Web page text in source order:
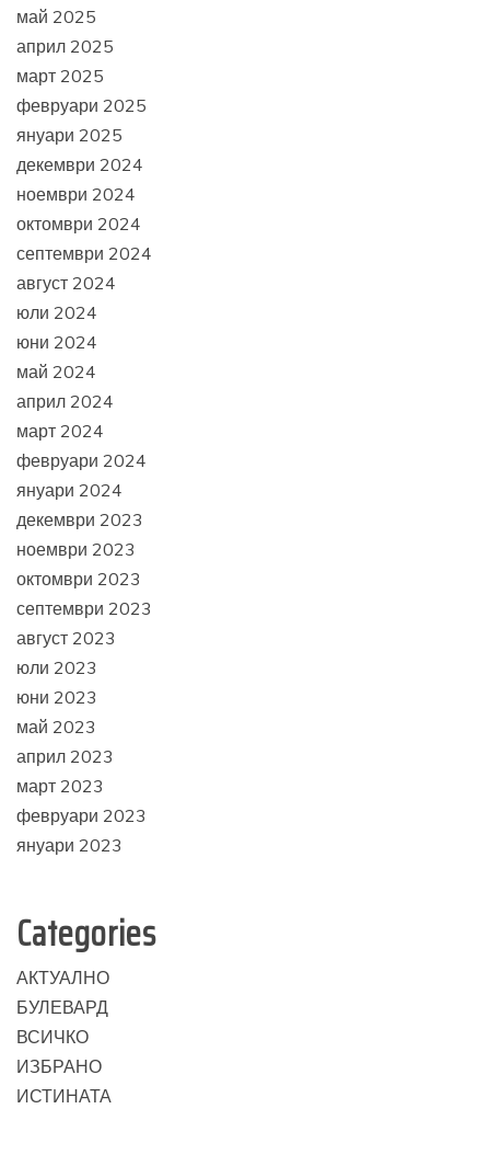
май 2025
април 2025
март 2025
февруари 2025
януари 2025
декември 2024
ноември 2024
октомври 2024
септември 2024
август 2024
юли 2024
юни 2024
май 2024
април 2024
март 2024
февруари 2024
януари 2024
декември 2023
ноември 2023
октомври 2023
септември 2023
август 2023
юли 2023
юни 2023
май 2023
април 2023
март 2023
февруари 2023
януари 2023
Categories
АКТУАЛНО
БУЛЕВАРД
ВСИЧКО
ИЗБРАНО
ИСТИНАТА